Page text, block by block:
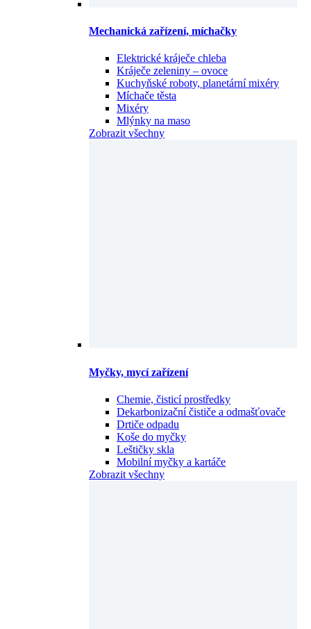
Mechanická zařízení, míchačky
Elektrické kráječe chleba
Kráječe zeleniny – ovoce
Kuchyňské roboty, planetární mixéry
Míchače těsta
Mixéry
Mlýnky na maso
Zobrazit všechny
Myčky, mycí zařízení
Chemie, čisticí prostředky
Dekarbonizační čističe a odmašťovače
Drtiče odpadu
Koše do myčky
Leštičky skla
Mobilní myčky a kartáče
Zobrazit všechny